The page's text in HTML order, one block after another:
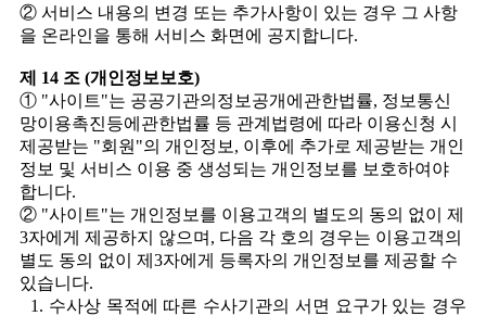
② 서비스 내용의 변경 또는 추가사항이 있는 경우 그 사항
을 온라인을 통해 서비스 화면에 공지합니다.
제 14 조 (개인정보보호)
① "사이트"는 공공기관의정보공개에관한법률, 정보통신
망이용촉진등에관한법률 등 관계법령에 따라 이용신청 시
제공받는 "회원"의 개인정보, 이후에 추가로 제공받는 개인
정보 및 서비스 이용 중 생성되는 개인정보를 보호하여야
합니다.
② "사이트"는 개인정보를 이용고객의 별도의 동의 없이 제
3자에게 제공하지 않으며, 다음 각 호의 경우는 이용고객의
별도 동의 없이 제3자에게 등록자의 개인정보를 제공할 수
있습니다.
1. 수사상 목적에 따른 수사기관의 서면 요구가 있는 경우